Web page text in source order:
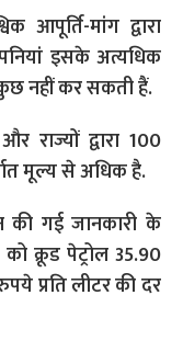
आपूर्ति-मांग द्वारा
इसके अत्यधिक
कुछ नहीं कर सकती हैं.
राज्यों द्वारा 100
मूल्य से अधिक है.
की गई जानकारी के
क्रूड पेट्रोल 35.90
प्रति लीटर की दर